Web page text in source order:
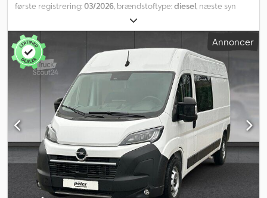
første registrering:03/2026, brændstoftype:diesel, næste syn
diesel, farve:
geartype:mekanisk, emissionsklasse:Euro 6, affjedring:stål, antal
sæder:7, Udstyr:
ABS, airbag, bordincomputer, centrallås,
elektronisk stabilitetsprogram (ESP), fartpilot,
immobilizersystem, klimaanlæg, parkeringssensorer,
servostyring, traktionskontrol, tågelygter
, Eksteriør * Sidespejle,
elektrisk justerbare * Helårsdæk Interiør * Klimaanlæg * Armlæn
Sikkerhed * Antispinsystem Crjdpfezf Dvqox Al Def Komfort og
miljø * Bakkamera * Bakkestartassistent * Start/stop-system *
Død vinkel-assistent * Kurvelys * Automatisk lysstyring *
Regnsensor Andet * Træk (ikke aftageligt) * Dobbeltbladfjedring
– bag * Nødhjælpsæt * Stof, Crepe Black, sort med polstrede
nakkestøtter * Thunder Grey * Forstærket affjedring * VISIBILITY
PAKKE
Annoncer